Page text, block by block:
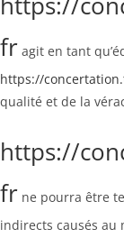
fr agit en tant
https://
qualité et de la
https://
fr ne pourra être
indirects causés au